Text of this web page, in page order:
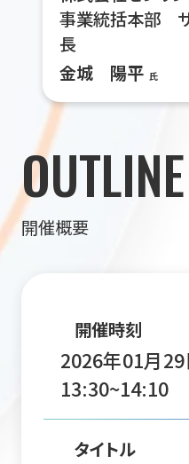
事業統括本部
長
金城 陽平 氏
OUTLINE
開催概要
開催時刻
2026年01月
13:30~14:10
タイトル